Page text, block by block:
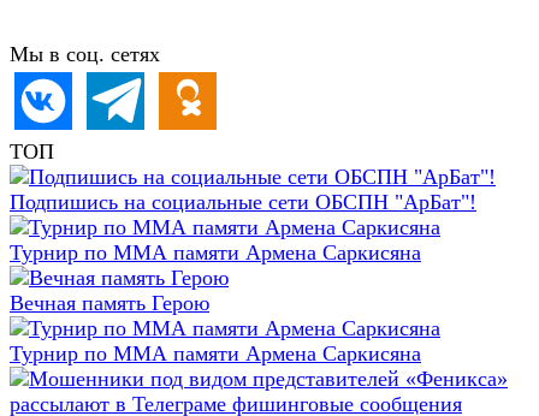
Мы в соц. сетях
ТОП
Подпишись на социальные сети ОБСПН "АрБат"!
Турнир по ММА памяти Армена Саркисяна
Вечная память Герою
Турнир по ММА памяти Армена Саркисяна